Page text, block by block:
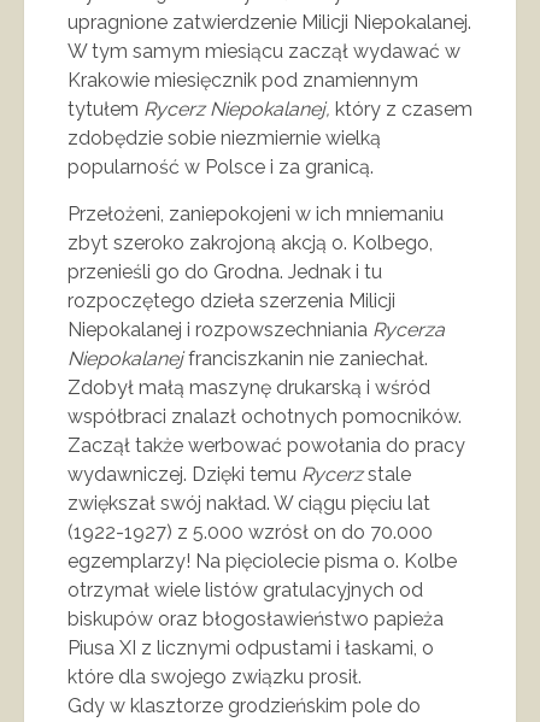
upragnione zatwierdzenie Milicji Niepokalanej.
W tym samym miesiącu zaczął wydawać w
Krakowie miesięcznik pod znamiennym
tytułem Rycerz Niepokalanej, który z czasem
zdobędzie sobie niezmiernie wielką
popularność w Polsce i za granicą.
Przełożeni, zaniepokojeni w ich mniemaniu
zbyt szeroko zakrojoną akcją o. Kolbego,
przenieśli go do Grodna. Jednak i tu
rozpoczętego dzieła szerzenia Milicji
Niepokalanej i rozpowszechniania Rycerza
Niepokalanejfranciszkanin nie zaniechał.
Zdobył małą maszynę drukarską i wśród
współbraci znalazł ochotnych pomocników.
Zaczął także werbować powołania do pracy
wydawniczej. Dzięki temu Rycerzstale
zwiększał swój nakład. W ciągu pięciu lat
(1922-1927) z 5.000 wzrósł on do 70.000
egzemplarzy! Na pięciolecie pisma o. Kolbe
otrzymał wiele listów gratulacyjnych od
biskupów oraz błogosławieństwo papieża
Piusa XI z licznymi odpustami i łaskami, o
które dla swojego związku prosił.
Gdy w klasztorze grodzieńskim pole do